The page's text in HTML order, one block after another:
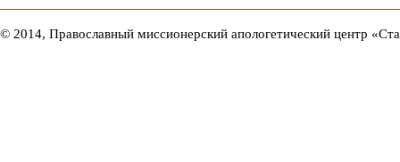
© 2014, Православный миссионерский апологетический центр